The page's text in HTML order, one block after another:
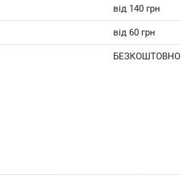
від 140 грн
від 60 грн
БЕЗКОШТОВНО